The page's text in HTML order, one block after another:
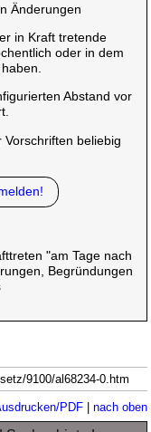
Änderungen
in Kraft tretende
oder in dem
Abstand vor
beliebig
"am Tage nach
Begründungen
9100/al68234-0.htm
PDF| nach oben